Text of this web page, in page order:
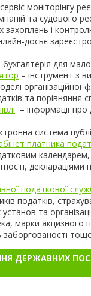
моніторінгу
та судового
захоплень і
досьє
для
– інструмент з
організаційної
та порівняння
– інформації про
система
платника
податкової
податків,
та
марки акцизного
заборгованості
ДЕРЖАВНИХ